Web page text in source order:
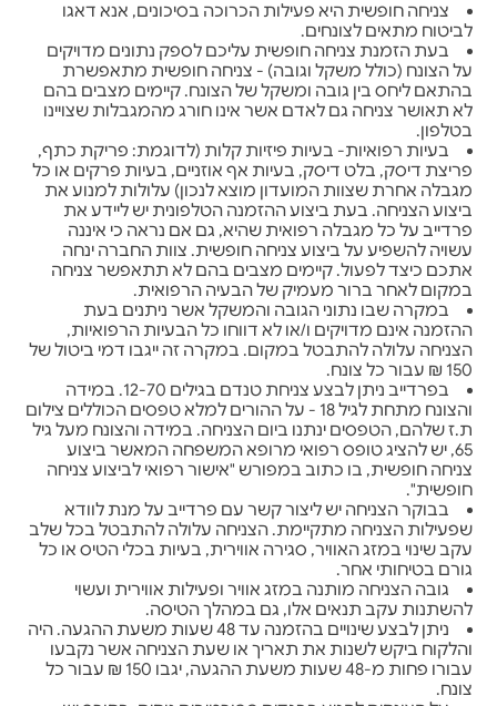
צניחה חופשית היא פעילות הכרוכה בסיכונים, אנא דאגו
לביטוח מתאים לצונחים.
בעת הזמנת צניחה חופשית עליכם לספק נתונים מדויקים
על הצונח (כולל משקל וגובה) - צניחה חופשית מתאפשרת
בהתאם ליחס בין גובה ומשקל של הצונח. קיימים מצבים בהם
לא תאושר צניחה גם לאדם אשר אינו חורג מהמגבלות שצויינו
בטלפון.
בעיות רפואיות- בעיות פיזיות קלות (לדוגמת: פריקת כתף,
פריצת דיסק, בלט דיסק, בעיות אף אוזניים, בעיות פרקים או כל
מגבלה אחרת שצוות המועדון מוצא לנכון) עלולות למנוע את
ביצוע הצניחה. בעת ביצוע ההזמנה הטלפונית יש ליידע את
פרדייב על כל מגבלה רפואית שהיא, גם אם נראה כי איננה
עשויה להשפיע על ביצוע צניחה חופשית. צוות החברה ינחה
אתכם כיצד לפעול. קיימים מצבים בהם לא תתאפשר צניחה
במקום לאחר ברור מעמיק של הבעיה הרפואית.
במקרה שבו נתוני הגובה והמשקל אשר ניתנים בעת
ההזמנה אינם מדויקים ו/או לא דווחו כל הבעיות הרפואיות,
הצניחה עלולה להתבטל במקום. במקרה זה ייגבו דמי ביטול של
150 ₪ עבור כל צונח.
בפרדייב ניתן לבצע צניחת טנדם בגילים 12-70. במידה
והצונח מתחת לגיל 18 - על ההורים למלא טפסים הכוללים צילום
ת.ז שלהם, הטפסים ינתנו ביום הצניחה. במידה והצונח מעל גיל
65, יש להציג טופס רפואי מרופא המשפחה המאשר ביצוע
צניחה חופשית, בו כתוב במפורש "אישור רפואי לביצוע צניחה
חופשית".
בבוקר הצניחה יש ליצור קשר עם פרדייב על מנת לוודא
שפעילות הצניחה מתקיימת. הצניחה עלולה להתבטל בכל שלב
עקב שינוי במזג האוויר, סגירה אווירית, בעיות בכלי הטיס או כל
גורם בטיחותי אחר.
גובה הצניחה מותנה במזג אוויר ופעילות אווירית ועשוי
להשתנות עקב תנאים אלו, גם במהלך הטיסה.
ניתן לבצע שינויים בהזמנה עד 48 שעות משעת ההגעה. היה
והלקוח ביקש לשנות את תאריך או שעת הצניחה אשר נקבעו
עבורו פחות מ-48 שעות משעת ההגעה, יגבו 150 ₪ עבור כל
צונח.